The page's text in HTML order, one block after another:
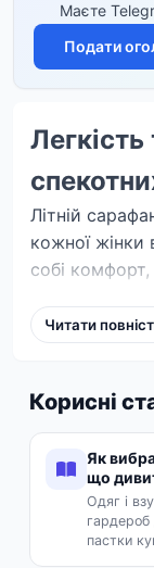
Маєте
Подати
Літній
кожної жінки
собі комфорт,
від
При виборі
погоду.
Читати
Корисні
Як
що
Одяг і
пастки